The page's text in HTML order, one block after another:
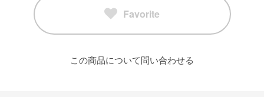
Favorite
この商品について問い合わせる